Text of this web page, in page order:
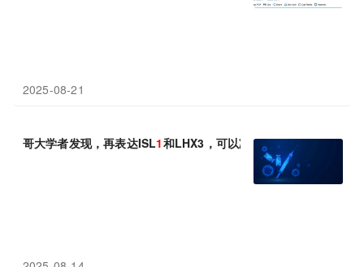
2025-08-21
哥大学者发现，再表达ISL1和LHX3，可以减轻渐冻症表型